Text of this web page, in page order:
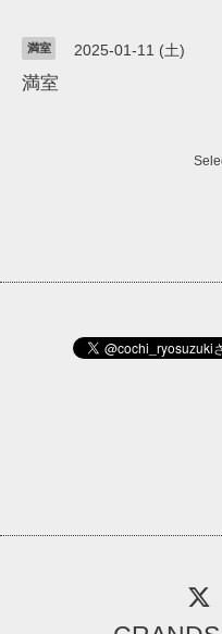
満室 2025-01-11 (土)
満室